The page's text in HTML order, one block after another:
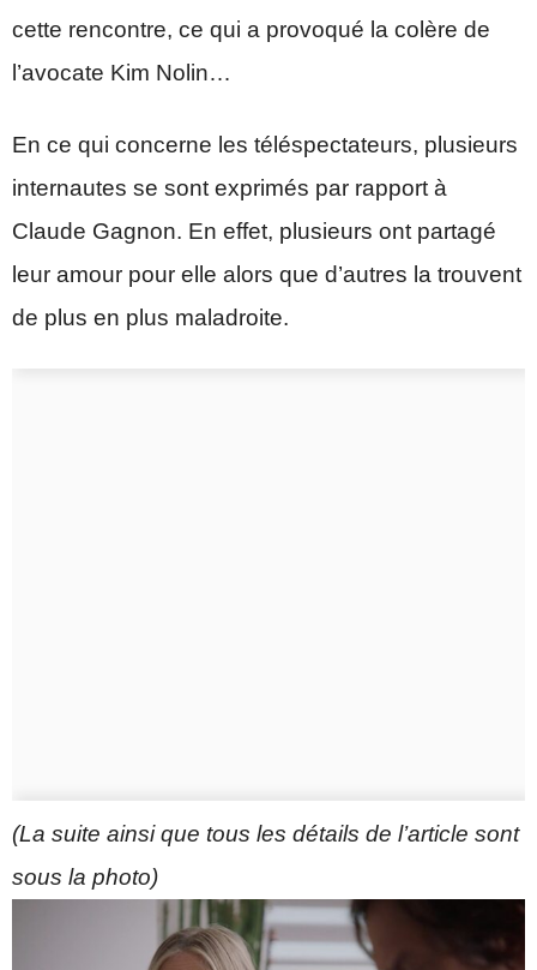
cette rencontre, ce qui a provoqué la colère de
l’avocate Kim Nolin…
En ce qui concerne les téléspectateurs, plusieurs
internautes se sont exprimés par rapport à
Claude Gagnon. En effet, plusieurs ont partagé
leur amour pour elle alors que d’autres la trouvent
de plus en plus maladroite.
(La suite ainsi que tous les détails de l’article sont
sous la photo)